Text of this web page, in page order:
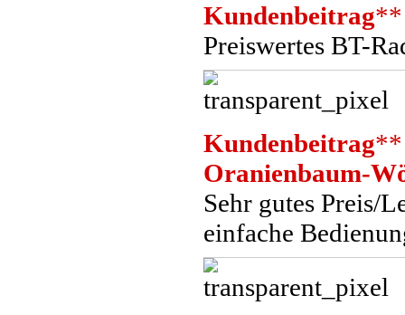
Kundenbeitrag**
Preiswertes BT-
Kundenbeitrag**
Oranienbaum-
Sehr gutes Preis/
einfache